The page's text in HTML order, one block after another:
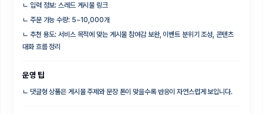
ㄴ 입력 정보: 스레드 게시물 링크
ㄴ 주문 가능 수량: 5~10,000개
ㄴ 추천 용도: 서비스 목적에 맞는 게시물 참여감 보완, 이벤트 분위기 조성, 콘텐츠
대화 흐름 정리
운영 팁
ㄴ 댓글형 상품은 게시물 주제와 문장 톤이 맞을수록 반응이 자연스럽게 보입니다.